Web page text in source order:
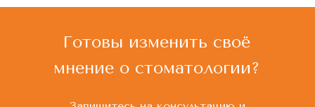
Готовы изменить своё
мнение о стоматологии?